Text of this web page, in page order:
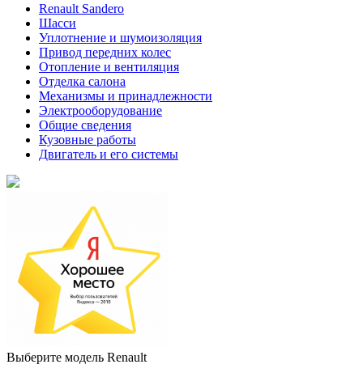
Renault Sandero
Шасси
Уплотнение и шумоизоляция
Привод передних колес
Отопление и вентиляция
Отделка салона
Механизмы и принадлежности
Электрооборудование
Общие сведения
Кузовные работы
Двигатель и его системы
Выберите модель Renault